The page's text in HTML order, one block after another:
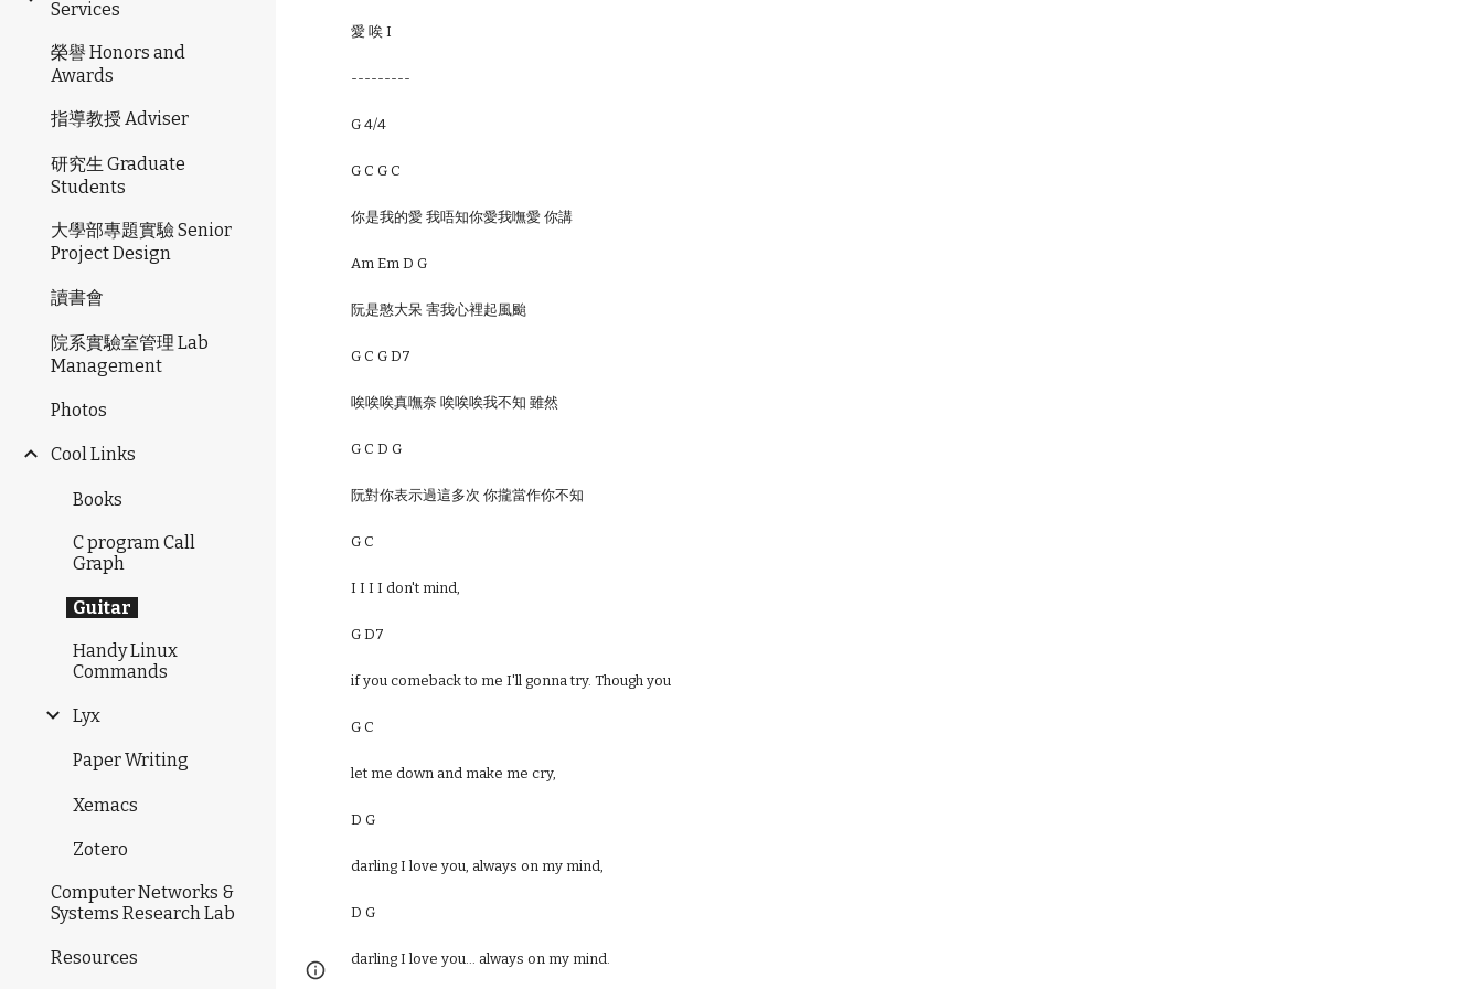
Services
榮譽 Honors and
Awards
指導教授 Adviser
研究生 Graduate
Students
大學部專題實驗 Senior
Project Design
讀書會
院系實驗室管理 Lab
Management
Photos
Cool Links
Books
C program Call
Graph
Guitar
Handy Linux
Commands
Lyx
Paper Writing
Xemacs
Zotero
Computer Networks &
Systems Research Lab
Resources
愛 唉 I
---------
G 4/4
G C G C
你是我的愛 我唔知你愛我嘸愛 你講
Am Em D G
阮是憨大呆 害我心裡起風颱
G C G D7
唉唉唉真嘸奈 唉唉唉我不知 雖然
G C D G
阮對你表示過這多次 你攏當作你不知
G C
I I I I don't mind,
G D7
if you comeback to me I'll gonna try. Though you
G C
let me down and make me cry,
D G
darling I love you, always on my mind,
D G
darling I love you... always on my mind.
Google Sites Report abuse